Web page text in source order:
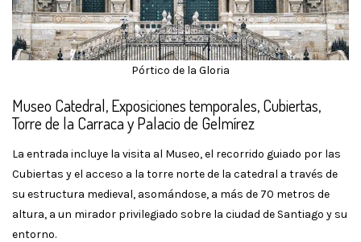
Pórtico de la Gloria
Museo Catedral, Exposiciones temporales, Cubiertas,
Torre de la Carraca y Palacio de Gelmírez
La entrada incluye la visita al Museo, el recorrido guiado por las
Cubiertas y el acceso a la torre norte de la catedral a través de
su estructura medieval, asomándose, a más de 70 metros de
altura, a un mirador privilegiado sobre la ciudad de Santiago y su
entorno.